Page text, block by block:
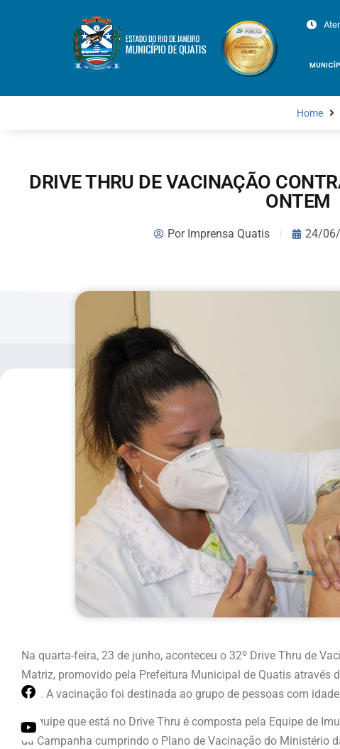
Home
DRIVE THRU DE VACINAÇÃO
ONTEM
PorImprensa Quatis 24/
Na quarta-feira, 23 de junho, aconteceu o 32º Drive Thru de
Matriz, promovido pela Prefeitura Municipal de Quatis através
14h. A vacinação foi destinada ao grupo de pessoas com
A equipe que está no Drive Thru é composta pela Equipe de
da Campanha cumprindo o Plano de Vacinação do Ministério